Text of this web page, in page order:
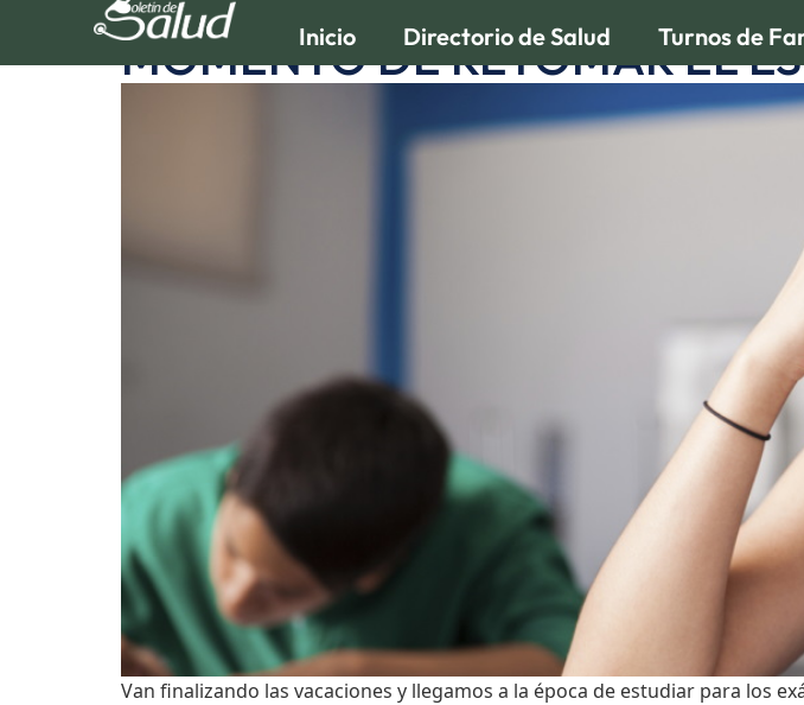
Inicio Directorio de Salud Turnos de
MOMENTO DE RETOMAR EL
Van finalizando las vacaciones y llegamos a la época de estudiar para los